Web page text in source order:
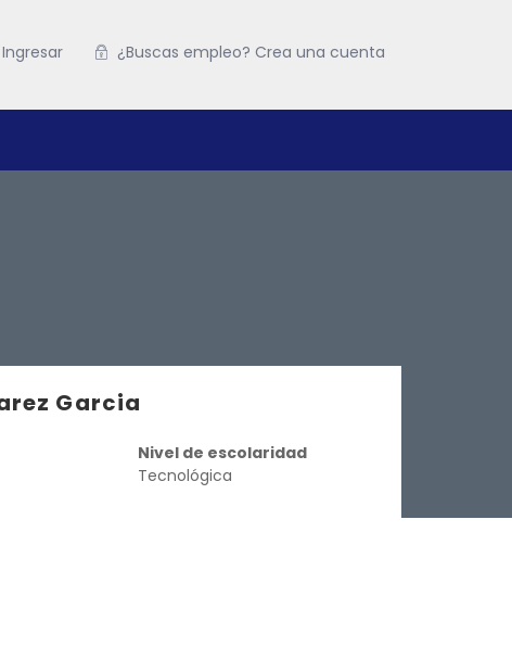
Ingresar ¿Buscas empleo? Crea una cuenta
Garcia
Nivel de escolaridad
Tecnológica